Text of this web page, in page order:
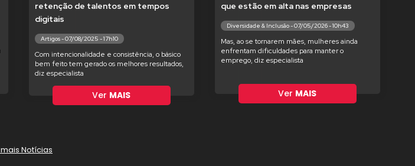
retenção de talentos em tempos
digitais
Artigos - 07/08/2025 - 17h10
Com intencionalidade e consistência, o básico
bem feito tem gerado os melhores resultados,
diz especialista
Ver MAIS
que estão em alta nas empresas
Diversidade & Inclusão - 07/05/2026 - 10h43
Mas, ao se tornarem mães, mulheres ainda
enfrentam dificuldades para manter o
emprego, diz especialista
Ver MAIS
mais Notícias